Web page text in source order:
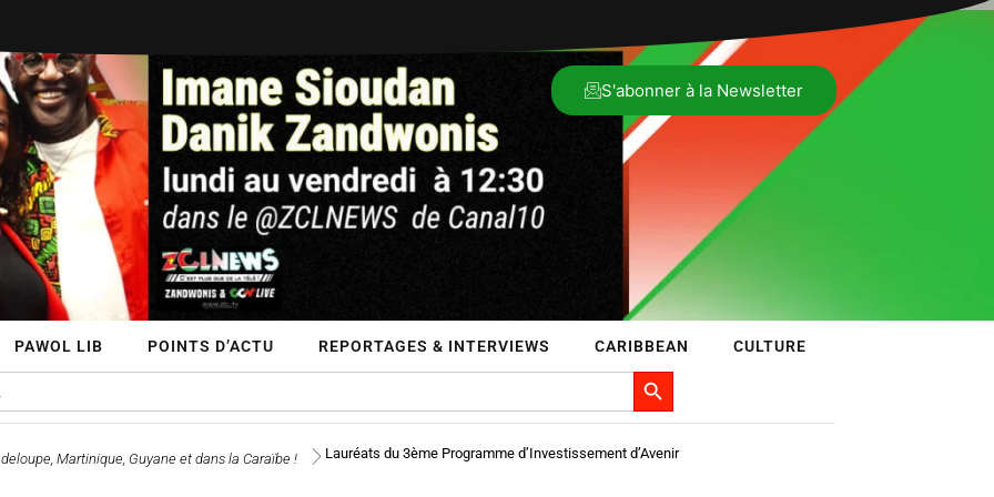
S'abonner à la Newsletter
PAWOL LIB POINTS D’ACTU REPORTAGES & INTERVIEWS CARIBBEAN CULTURE
Search Button
Martinique, Guyane et dans la Caraïbe ! Lauréats du 3ème Programme d’Investissement d’Avenir